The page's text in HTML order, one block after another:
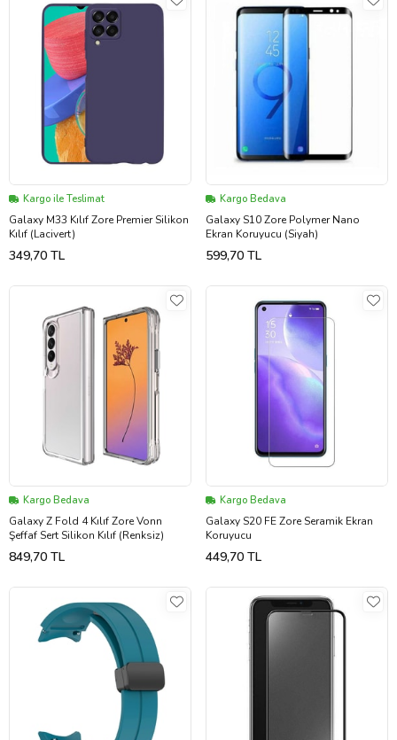
Kargo ile Teslimat
Galaxy M33 Kılıf Zore Premier Silikon
Kılıf (Lacivert)
349,70 TL
Kargo Bedava
Galaxy S10 Zore Polymer Nano
Ekran Koruyucu (Siyah)
599,70 TL
Kargo Bedava
Galaxy Z Fold 4 Kılıf Zore Vonn
Şeffaf Sert Silikon Kılıf (Renksiz)
849,70 TL
Kargo Bedava
Galaxy S20 FE Zore Seramik Ekran
Koruyucu
449,70 TL